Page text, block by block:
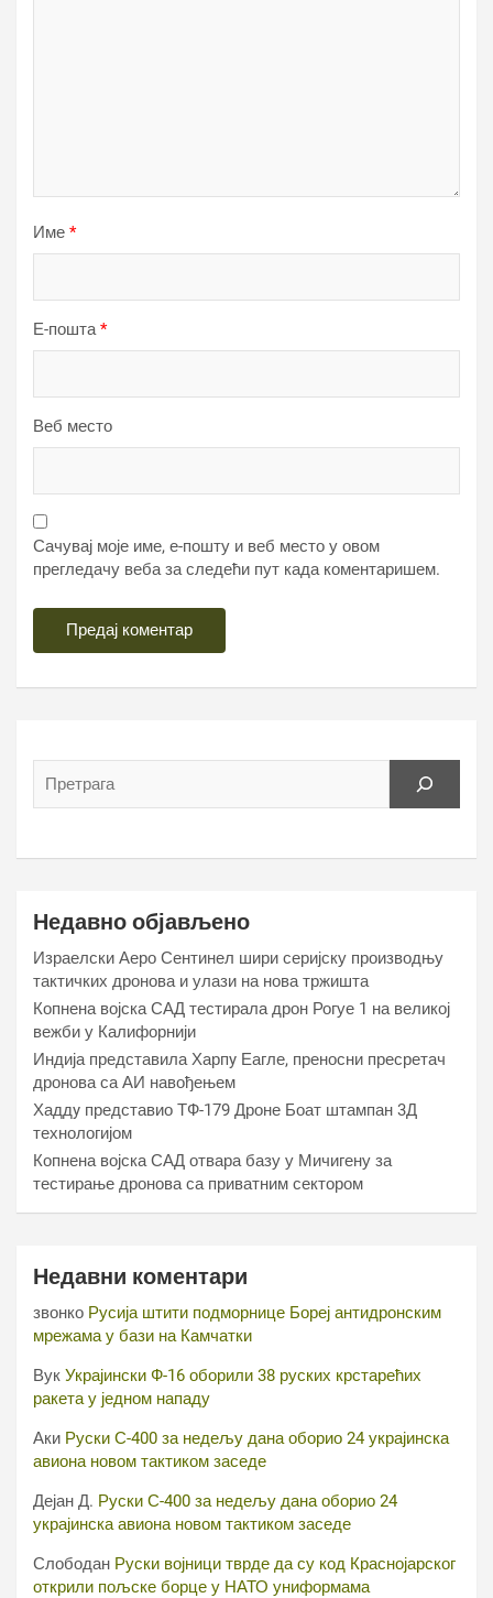
Име *
Е-пошта*
Веб место
Сачувај моје име, е-пошту и веб место у овом
прегледачу веба за следећи пут када коментаришем.
Недавно објављено
Израелски Аеро Сентинел шири серијску производњу
тактичких дронова и улази на нова тржишта
Копнена војска САД тестирала дрон Рогуе 1 на великој
вежби у Калифорнији
Индија представила Харпy Еагле, преносни пресретач
дронова са АИ навођењем
Хаддy представио ТФ-179 Дроне Боат штампан 3Д
технологијом
Копнена војска САД отвара базу у Мичигену за
тестирање дронова са приватним сектором
Недавни коментари
звонко Русија штити подморнице Бореј антидронским
мрежама у бази на Камчатки
Вук Украјински Ф-16 оборили 38 руских крстарећих
ракета у једном нападу
Аки Руски С-400 за недељу дана оборио 24 украјинска
авиона новом тактиком заседе
Дејан Д. Руски С-400 за недељу дана оборио 24
украјинска авиона новом тактиком заседе
Слободан Руски војници тврде да су код Краснојарског
открили пољске борце у НАТО униформама